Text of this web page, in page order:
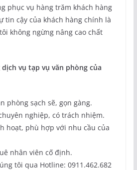
phục vụ hàng trăm khách hàng
tin cậy của khách hàng chính là
không ngừng nâng cao chất
vụ tạp vụ văn phòng của
phòng sạch sẽ, gọn gàng.
nghiệp, có trách nhiệm.
hoạt, phù hợp với nhu cầu của
nhân viên cố định.
tôi qua Hotline: 0911.462.682